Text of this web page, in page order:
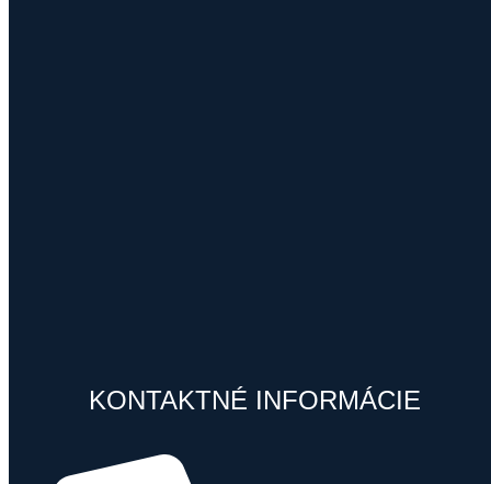
KONTAKTNÉ INFORMÁCIE